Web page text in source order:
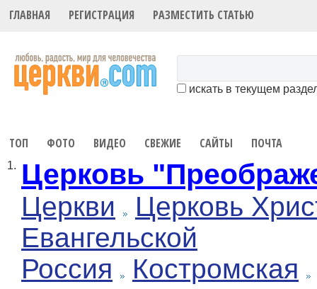
ГЛАВНАЯ РЕГИСТРАЦИЯ РАЗМЕСТИТЬ СТАТЬЮ
искать в текущем
ТОП ФОТО ВИДЕО СВЕЖИЕ САЙТЫ ПОЧТА
1. Церковь
Церкви
Церковь
Евангельской
Россия
Костромская